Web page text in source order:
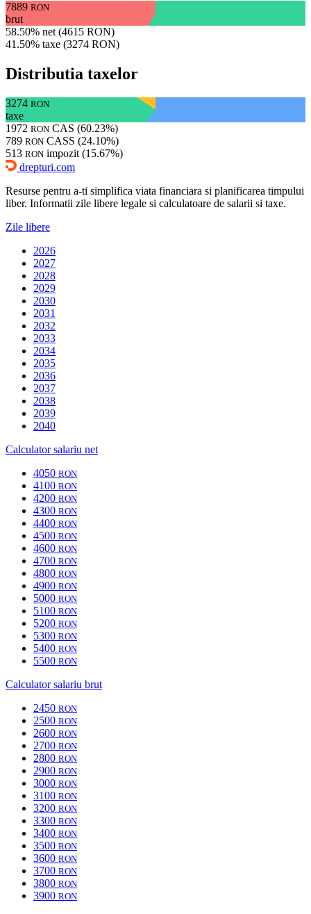
7889 RON
brut
58.50% net (4615 RON)
41.50% taxe (3274 RON)
Distributia taxelor
3274 RON
taxe
1972 RON CAS (60.23%)
789 RON CASS (24.10%)
513 RON impozit (15.67%)
drepturi.com
Resurse pentru a-ti simplifica viata financiara si planificarea timpului
liber. Informatii zile libere legale si calculatoare de salarii si taxe.
Zile libere
2026
2027
2028
2029
2030
2031
2032
2033
2034
2035
2036
2037
2038
2039
2040
Calculator salariu net
4050 RON
4100 RON
4200 RON
4300 RON
4400 RON
4500 RON
4600 RON
4700 RON
4800 RON
4900 RON
5000 RON
5100 RON
5200 RON
5300 RON
5400 RON
5500 RON
Calculator salariu brut
2450 RON
2500 RON
2600 RON
2700 RON
2800 RON
2900 RON
3000 RON
3100 RON
3200 RON
3300 RON
3400 RON
3500 RON
3600 RON
3700 RON
3800 RON
3900 RON